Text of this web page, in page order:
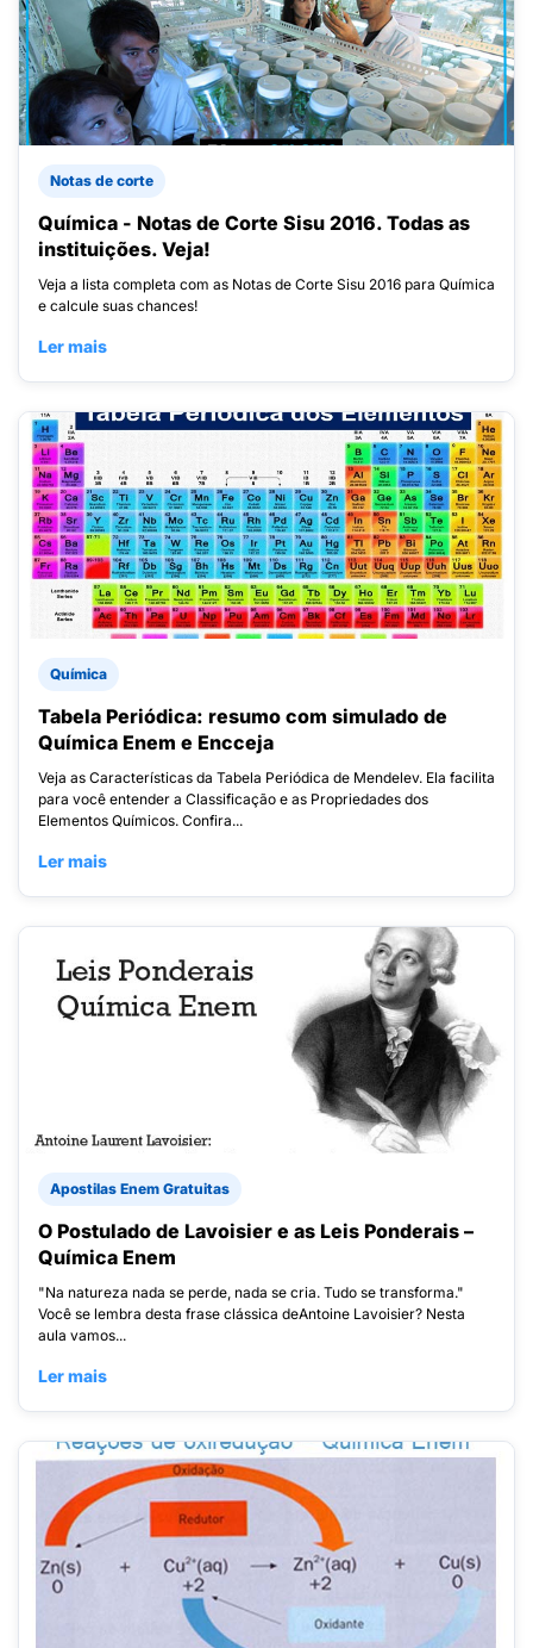
Notas de corte
Química - Notas de Corte Sisu 2016. Todas as
instituições. Veja!
Veja a lista completa com as Notas de Corte Sisu 2016 para Química
e calcule suas chances!
Ler mais
Química
Tabela Periódica: resumo com simulado de
Química Enem e Encceja
Veja as Características da Tabela Periódica de Mendelev. Ela facilita
para você entender a Classificação e as Propriedades dos
Elementos Químicos. Confira...
Ler mais
Apostilas Enem Gratuitas
O Postulado de Lavoisier e as Leis Ponderais –
Química Enem
"Na natureza nada se perde, nada se cria. Tudo se transforma."
Você se lembra desta frase clássica deAntoine Lavoisier? Nesta
aula vamos...
Ler mais